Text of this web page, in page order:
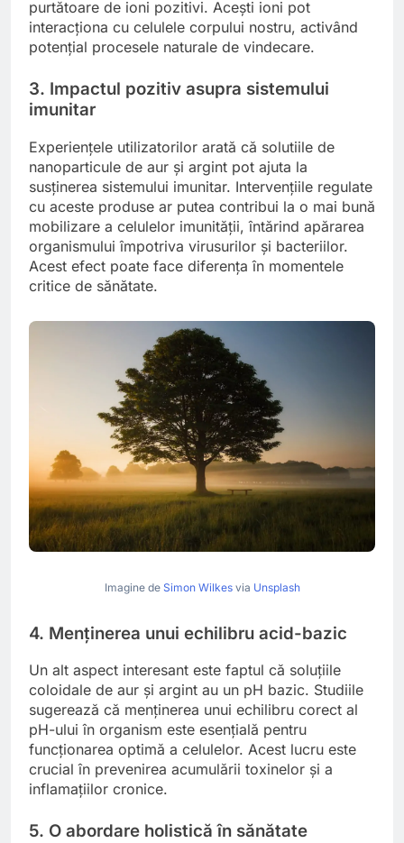
purtătoare de ioni pozitivi. Acești ioni pot
interacționa cu celulele corpului nostru, activând
potențial procesele naturale de vindecare.
3. Impactul pozitiv asupra sistemului
imunitar
Experiențele utilizatorilor arată că solutiile de
nanoparticule de aur și argint pot ajuta la
susținerea sistemului imunitar. Intervențiile regulate
cu aceste produse ar putea contribui la o mai bună
mobilizare a celulelor imunității, întărind apărarea
organismului împotriva virusurilor și bacteriilor.
Acest efect poate face diferența în momentele
critice de sănătate.
Imagine de Simon Wilkesvia Unsplash
4. Menținerea unui echilibru acid-bazic
Un alt aspect interesant este faptul că soluțiile
coloidale de aur și argint au un pH bazic. Studiile
sugerează că menținerea unui echilibru corect al
pH-ului în organism este esențială pentru
funcționarea optimă a celulelor. Acest lucru este
crucial în prevenirea acumulării toxinelor și a
inflamațiilor cronice.
5. O abordare holistică în sănătate